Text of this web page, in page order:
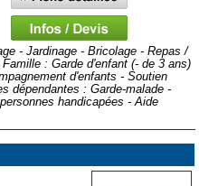
- Jardinage - Bricolage - Repas /
: Garde d'enfant (- de 3 ans)
d'enfants - Soutien
dépendantes : Garde-malade -
handicapées - Aide